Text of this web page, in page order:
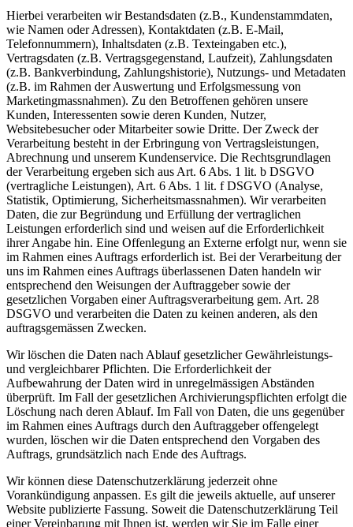
Hierbei verarbeiten wir Bestandsdaten (z.B., Kundenstammdaten,
wie Namen oder Adressen), Kontaktdaten (z.B. E-Mail,
Telefonnummern), Inhaltsdaten (z.B. Texteingaben etc.),
Vertragsdaten (z.B. Vertragsgegenstand, Laufzeit), Zahlungsdaten
(z.B. Bankverbindung, Zahlungshistorie), Nutzungs- und Metadaten
(z.B. im Rahmen der Auswertung und Erfolgsmessung von
Marketingmassnahmen). Zu den Betroffenen gehören unsere
Kunden, Interessenten sowie deren Kunden, Nutzer,
Websitebesucher oder Mitarbeiter sowie Dritte. Der Zweck der
Verarbeitung besteht in der Erbringung von Vertragsleistungen,
Abrechnung und unserem Kundenservice. Die Rechtsgrundlagen
der Verarbeitung ergeben sich aus Art. 6 Abs. 1 lit. b DSGVO
(vertragliche Leistungen), Art. 6 Abs. 1 lit. f DSGVO (Analyse,
Statistik, Optimierung, Sicherheitsmassnahmen). Wir verarbeiten
Daten, die zur Begründung und Erfüllung der vertraglichen
Leistungen erforderlich sind und weisen auf die Erforderlichkeit
ihrer Angabe hin. Eine Offenlegung an Externe erfolgt nur, wenn sie
im Rahmen eines Auftrags erforderlich ist. Bei der Verarbeitung der
uns im Rahmen eines Auftrags überlassenen Daten handeln wir
entsprechend den Weisungen der Auftraggeber sowie der
gesetzlichen Vorgaben einer Auftragsverarbeitung gem. Art. 28
DSGVO und verarbeiten die Daten zu keinen anderen, als den
auftragsgemässen Zwecken.
Wir löschen die Daten nach Ablauf gesetzlicher Gewährleistungs-
und vergleichbarer Pflichten. Die Erforderlichkeit der
Aufbewahrung der Daten wird in unregelmässigen Abständen
überprüft. Im Fall der gesetzlichen Archivierungspflichten erfolgt die
Löschung nach deren Ablauf. Im Fall von Daten, die uns gegenüber
im Rahmen eines Auftrags durch den Auftraggeber offengelegt
wurden, löschen wir die Daten entsprechend den Vorgaben des
Auftrags, grundsätzlich nach Ende des Auftrags.
Wir können diese Datenschutzerklärung jederzeit ohne
Vorankündigung anpassen. Es gilt die jeweils aktuelle, auf unserer
Website publizierte Fassung. Soweit die Datenschutzerklärung Teil
einer Vereinbarung mit Ihnen ist, werden wir Sie im Falle einer